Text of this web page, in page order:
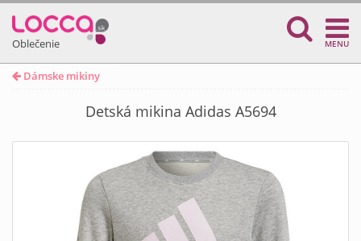
Oblečenie MENU
Dámske mikiny
Detská mikina Adidas A5694